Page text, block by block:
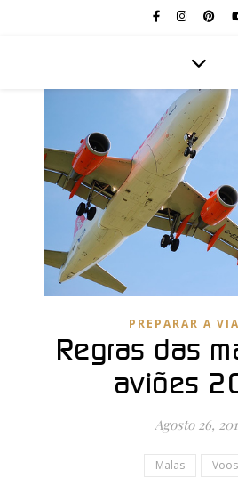
PREPARAR A
Regras das
aviões
Agosto 26,
Malas Voos